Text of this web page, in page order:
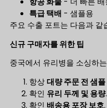
특급 택배 - 샘플용
주요 수출 포트는 다음과 같
신규 구매자를 위한 팁
중국에서 유리병을 소싱하
항상대량 주문 전 샘
확인 유리 두께 및 용량.
확인 배송용 포장 보호.